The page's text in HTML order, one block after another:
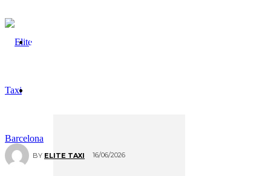
Colabora
BY ELITE TAXI 16/06/2026